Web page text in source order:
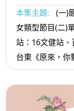
本集主題:
(一)
女類型節目(二)
站：16文健站
台東《原來，你醫植都
媽媽愛唱歌：一天的生活+
放輕鬆:如何看